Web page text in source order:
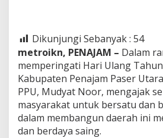
Dikunjungi Sebanyak : 54
metroikn, PENAJAM – Dalam
memperingati Hari Ulang
Kabupaten Penajam Paser
PPU, Mudyat Noor, mengajak
masyarakat untuk bersatu dan
dalam membangun daerah ini
dan berdaya saing.